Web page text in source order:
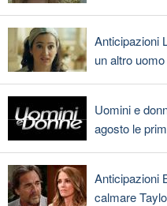
Anticipazioni
un altro uomo
Uomini e
agosto le
Anticipazioni
calmare